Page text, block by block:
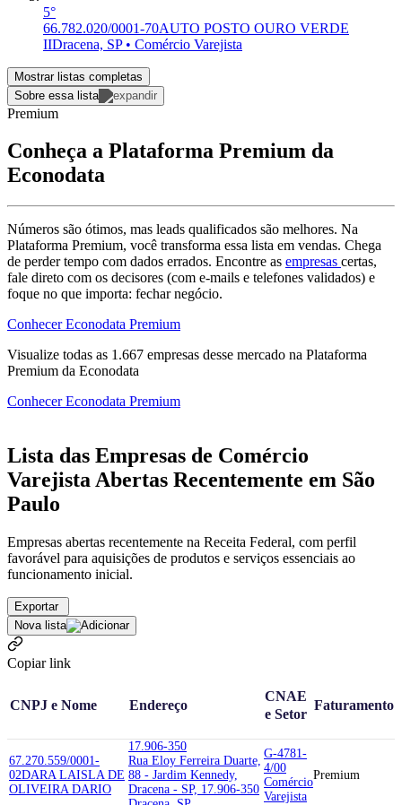
5°
66.782.020/0001-70AUTO POSTO OURO VERDE
IIDracena, SP • Comércio Varejista
Mostrar listas completas
Sobre essa lista
Premium
Conheça a Plataforma Premium da
Econodata
Números são ótimos, mas leads qualificados são melhores. Na
Plataforma Premium, você transforma essa lista em vendas. Chega
de perder tempo com dados errados. Encontre as empresas certas,
fale direto com os decisores (com e-mails e telefones validados) e
foque no que importa: fechar negócio.
Conhecer Econodata Premium
Visualize todas as 1.667 empresas desse mercado na Plataforma
Premium da Econodata
Conhecer Econodata Premium
Lista das Empresas de Comércio
Varejista Abertas Recentemente em São
Paulo
Empresas abertas recentemente na Receita Federal, com perfil
favorável para aquisições de produtos e serviços essenciais ao
funcionamento inicial.
Exportar
Nova lista
Copiar link
CNPJ e Nome Endereço
CNAE
e Setor
Faturamento
67.270.559/0001-
02DARA LAISLA DE
OLIVEIRA DARIO
17.906-350
Rua Eloy Ferreira Duarte,
88 - Jardim Kennedy,
Dracena - SP, 17.906-350
G-4781-
4/00
Comércio
Varejista
Premium